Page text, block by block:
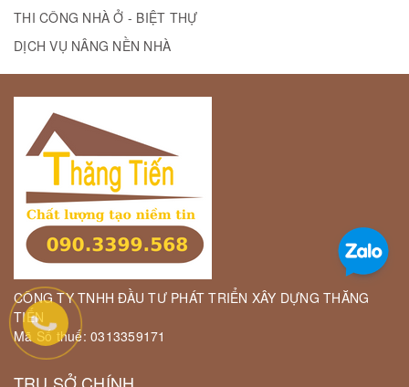
THI CÔNG NHÀ Ở - BIỆT THỰ
DỊCH VỤ NÂNG NỀN NHÀ
CÔNG TY TNHH ĐẦU TƯ PHÁT TRIỂN XÂY DỰNG THĂNG
TIẾN
Mã Số thuế: 0313359171